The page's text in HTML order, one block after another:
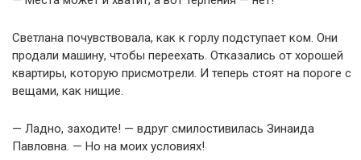
Светлана почувствовала, как к горлу подступает ком. Они
продали машину, чтобы переехать. Отказались от хорошей
квартиры, которую присмотрели. И теперь стоят на пороге с
вещами, как нищие.
— Ладно, заходите! — вдруг смилостивилась Зинаида
Павловна. — Но на моих условиях!